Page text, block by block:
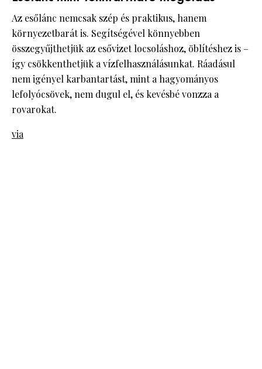
Az esőlánc nemcsak szép és praktikus, hanem
környezetbarát is. Segítségével könnyebben
összegyűjthetjük az esővizet locsoláshoz, öblítéshez is –
így csökkenthetjük a vízfelhasználásunkat. Ráadásul
nem igényel karbantartást, mint a hagyományos
lefolyócsövek, nem dugul el, és kevésbé vonzza a
rovarokat.
via